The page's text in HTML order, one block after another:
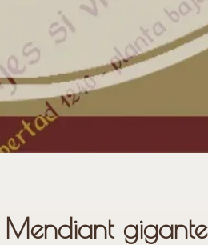
Mendiant gigante